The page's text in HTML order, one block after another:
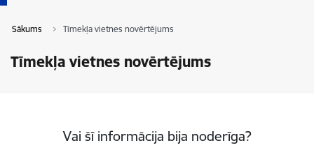
Sākums Tīmekļa vietnes novērtējums
Tīmekļa vietnes novērtējums
Vai šī informācija bija noderīga?